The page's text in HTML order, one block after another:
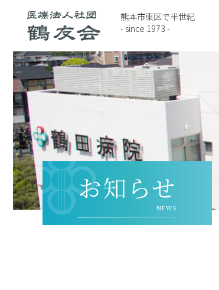
熊本市東区で半世紀
- since 1973 -
お知らせ
NEWS